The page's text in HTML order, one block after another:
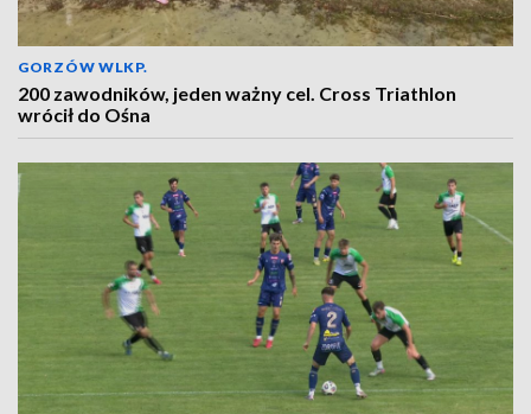
GORZÓW WLKP.
200 zawodników, jeden ważny cel. Cross Triathlon
wrócił do Ośna